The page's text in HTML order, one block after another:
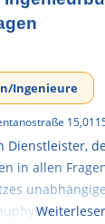
Ingenieure
15,
Dienstleister,
in allen